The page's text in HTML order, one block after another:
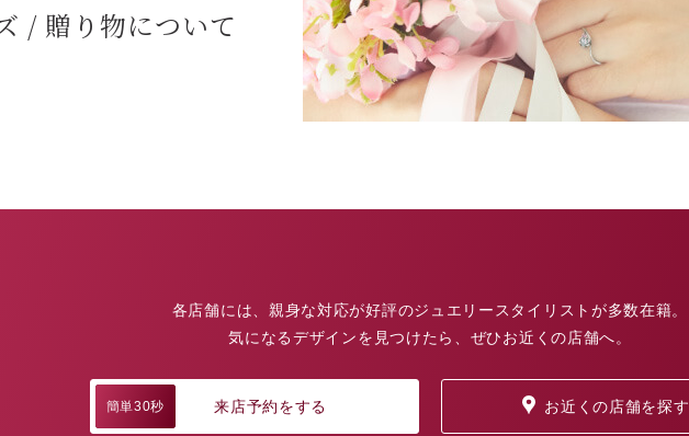
/ 贈り物について
各店舗には、親身な対応が好評のジュエリースタイリストが多数在籍。
気になるデザインを見つけたら、ぜひお近くの店舗へ。
簡単30秒 来店予約をする お近くの店舗を探す